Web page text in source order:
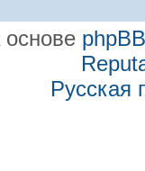
phpBB
Русская